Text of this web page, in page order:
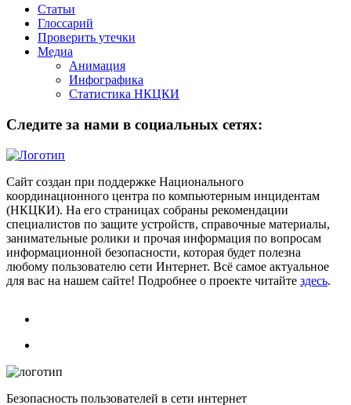
Статьи
Глоссарий
Проверить утечки
Медиа
Анимация
Инфографика
Статистика НКЦКИ
Следите за нами в социальных сетях:
Сайт создан при поддержке Национального
координационного центра по компьютерным инцидентам
(НКЦКИ). На его страницах собраны рекомендации
специалистов по защите устройств, справочные материалы,
занимательные ролики и прочая информация по вопросам
информационной безопасности, которая будет полезна
любому пользователю сети Интернет. Всё самое актуальное
для вас на нашем сайте! Подробнее о проекте читайте здесь.
Безопасность пользователей в сети интернет